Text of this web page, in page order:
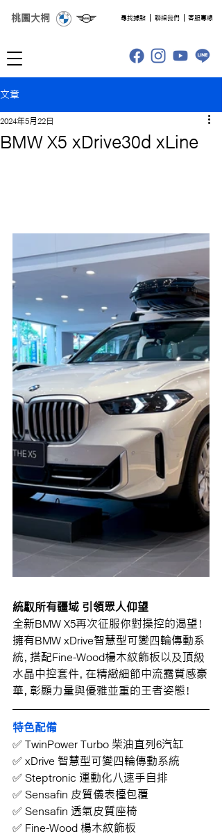
桃園大桐 ​尋找據點 聯絡我們 客服專線
文章
BMW X5 xDrive30d xLine
2024年5月22日
統馭所有疆域 引領眾人仰望
全新BMW X5再次征服你對操控的渴望！
擁有BMW xDrive智慧型可變四輪傳動系
統，搭配Fine-Wood楊木紋飾板以及頂級
水晶中控套件，在精緻細節中流露質感豪
華，彰顯力量與優雅並重的王者姿態！
特色配備
✅ TwinPower Turbo 柴油直列6汽缸
✅ xDrive 智慧型可變四輪傳動系統
✅ Steptronic 運動化八速手自排
✅ Sensafin 皮質儀表檯包覆
✅ Sensafin 透氣皮質座椅
✅ Fine-Wood 楊木紋飾板